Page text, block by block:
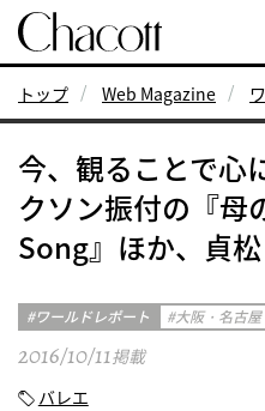
トップ Web Magazine
今、観ることで心
クソン振付の『
Song』ほか、貞
ワールドレポート 大阪・名古屋
2016/10/11掲載
バレエ